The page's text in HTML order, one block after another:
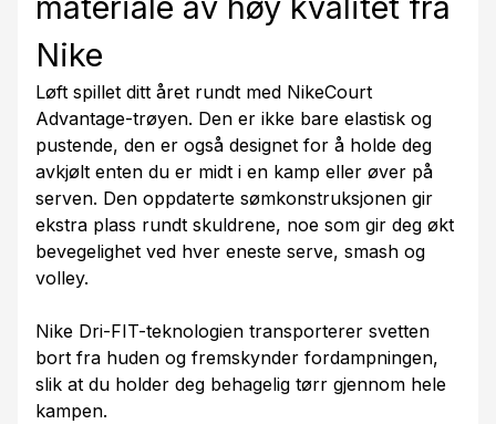
Nike
Løft spillet ditt året rundt med NikeCourt
Advantage-trøyen. Den er ikke bare elastisk og
pustende, den er også designet for å holde deg
avkjølt enten du er midt i en kamp eller øver på
serven. Den oppdaterte sømkonstruksjonen gir
ekstra plass rundt skuldrene, noe som gir deg økt
bevegelighet ved hver eneste serve, smash og
volley.
Nike Dri-FIT-teknologien transporterer svetten
bort fra huden og fremskynder fordampningen,
slik at du holder deg behagelig tørr gjennom hele
kampen.